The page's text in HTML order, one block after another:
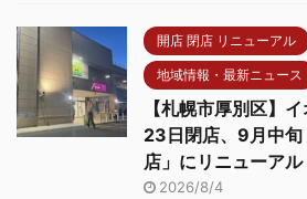
開店 閉店 リニューアル
地域情報・最新ニュース
【札幌市厚別区】
23日閉店、9月中旬
店」にリニューアル
2026/8/4